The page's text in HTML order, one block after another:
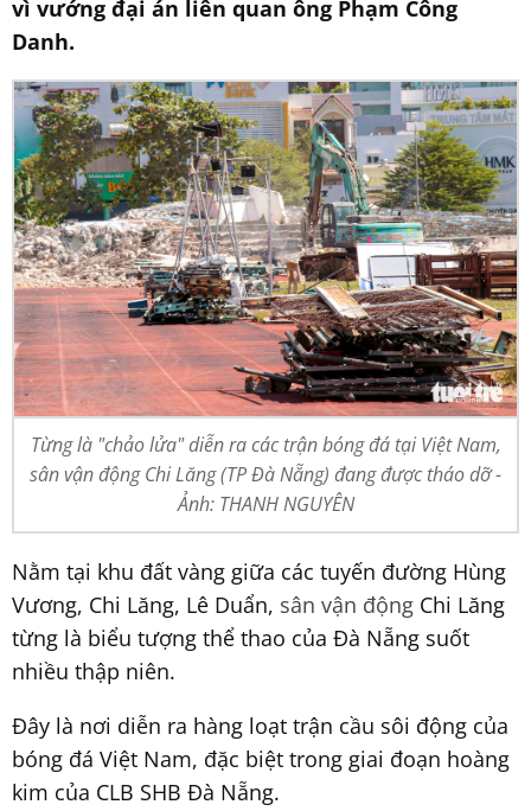
vì vướng đại án liên quan ông Phạm Công
Danh.
Từng là "chảo lửa" diễn ra các trận bóng đá tại Việt Nam,
sân vận động Chi Lăng (TP Đà Nẵng) đang được tháo dỡ -
Ảnh: THANH NGUYÊN
Nằm tại khu đất vàng giữa các tuyến đường Hùng
Vương, Chi Lăng, Lê Duẩn, sân vận động Chi Lăng
từng là biểu tượng thể thao của Đà Nẵng suốt
nhiều thập niên.
Đây là nơi diễn ra hàng loạt trận cầu sôi động của
bóng đá Việt Nam, đặc biệt trong giai đoạn hoàng
kim của CLB SHB Đà Nẵng.